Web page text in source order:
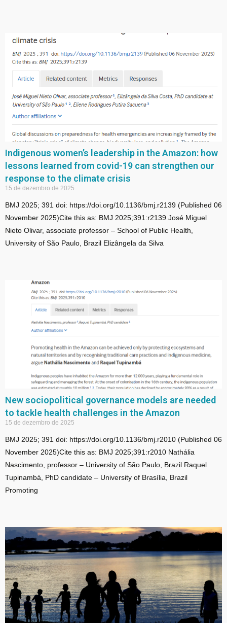
Indigenous women’s leadership in the Amazon: how
lessons learned from covid-19 can strengthen our
response to the climate crisis
15 de dezembro de 2025
BMJ 2025; 391 doi: https://doi.org/10.1136/bmj.r2139 (Published 06
November 2025)Cite this as: BMJ 2025;391:r2139 José Miguel
Nieto Olivar, associate professor – School of Public Health,
University of São Paulo, Brazil Elizângela da Silva
New sociopolitical governance models are needed
to tackle health challenges in the Amazon
15 de dezembro de 2025
BMJ 2025; 391 doi: https://doi.org/10.1136/bmj.r2010 (Published 06
November 2025)Cite this as: BMJ 2025;391:r2010 Nathália
Nascimento, professor – University of São Paulo, Brazil Raquel
Tupinambá, PhD candidate – University of Brasília, Brazil
Promoting